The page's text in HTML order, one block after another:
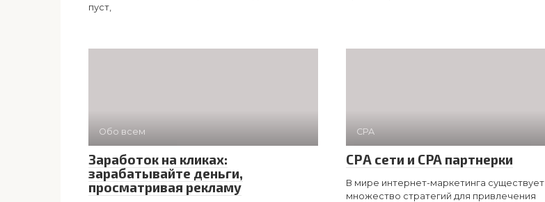
пуст,
Обо всем
Заработок на кликах:
зарабатывайте деньги,
просматривая рекламу
CPA
СРА сети и CPA партнерки
В мире интернет-маркетинга существует
множество стратегий для привлечения